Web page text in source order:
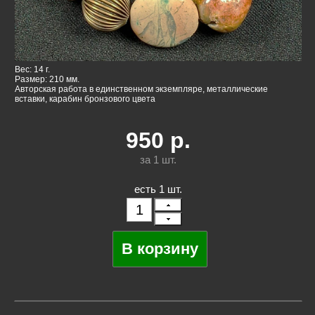
Вес: 14 г.
Размер: 210 мм.
Авторская работа в единственном экземпляре, металлические
вставки, карабин бронзового цвета
950 р.
за 1 шт.
есть 1 шт.